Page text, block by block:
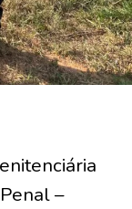
–